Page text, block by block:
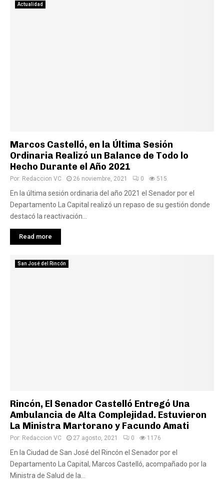
Actualidad
Marcos Castelló, en la Última Sesión
Ordinaria Realizó un Balance de Todo lo
Hecho Durante el Año 2021
Por: Redaccion VC 26 noviembre, 2021 0 515
En la última sesión ordinaria del año 2021 el Senador por el
Departamento La Capital realizó un repaso de su gestión donde
destacó la reactivación...
Read more
San José del Rincón
Rincón, El Senador Castelló Entregó Una
Ambulancia de Alta Complejidad. Estuvieron
La Ministra Martorano y Facundo Amati
Por: Redaccion VC 27 agosto, 2021 0 1176
En la Ciudad de San José del Rincón el Senador por el
Departamento La Capital, Marcos Castelló, acompañado por la
Ministra de Salud de la...